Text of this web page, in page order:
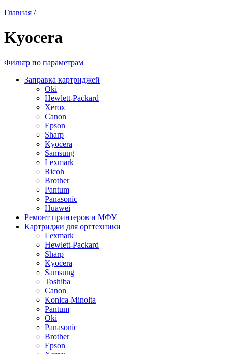
Главная /
Kyocera
Фильтр по параметрам
Заправка картриджей
Oki
Hewlett-Packard
Xerox
Canon
Epson
Sharp
Kyocera
Samsung
Lexmark
Ricoh
Brother
Pantum
Panasonic
Huawei
Ремонт принтеров и МФУ
Картриджи для оргтехники
Lexmark
Hewlett-Packard
Sharp
Kyocera
Samsung
Toshiba
Canon
Konica-Minolta
Pantum
Oki
Panasonic
Brother
Epson